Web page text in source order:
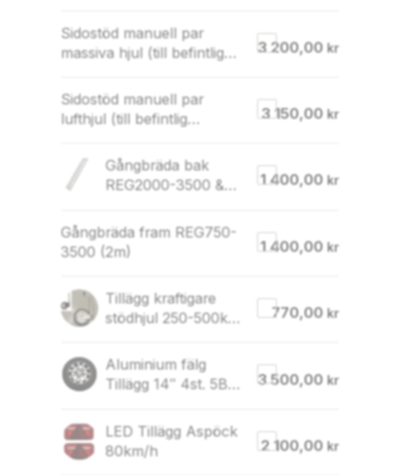
Sidostöd manuell par
massiva hjul (till befintlig
3 200,00 kr
Sidostöd manuell par
lufthjul (till befintlig
3 150,00 kr
Gångbräda bak
REG2000-3500 &
2019-
1 400,00 kr
Gångbräda fram REG750-
3500 (2m)
1 400,00 kr
Tillägg kraftigare
stödhjul 250-500kg
770,00 kr
Aluminium fälg
Tillägg 14″ 4st. 5B
3 500,00 kr
LED Tillägg Aspöck
80km/h
2 100,00 kr